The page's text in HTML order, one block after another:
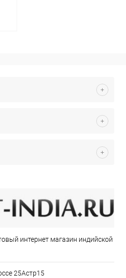
интернет магазин индийской
25Астр15